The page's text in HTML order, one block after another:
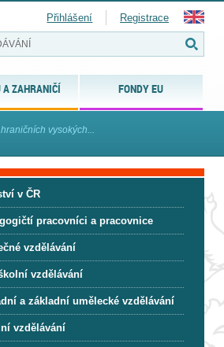
A ZAHRANIČÍ FONDY EU
Přihlášení Registrace
vysokých...
v ČR
pracovníci a pracovnice
vzdělávání
vzdělávání
a základní umělecké vzdělávání
vzdělávání